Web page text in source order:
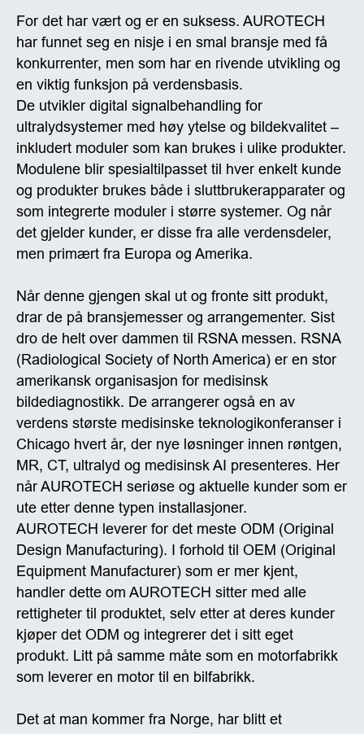
For det har vært og er en suksess. AUROTECH
har funnet seg en nisje i en smal bransje med få
konkurrenter, men som har en rivende utvikling og
en viktig funksjon på verdensbasis.
De utvikler digital signalbehandling for
ultralydsystemer med høy ytelse og bildekvalitet –
inkludert moduler som kan brukes i ulike produkter.
Modulene blir spesialtilpasset til hver enkelt kunde
og produkter brukes både i sluttbrukerapparater og
som integrerte moduler i større systemer. Og når
det gjelder kunder, er disse fra alle verdensdeler,
men primært fra Europa og Amerika.
Når denne gjengen skal ut og fronte sitt produkt,
drar de på bransjemesser og arrangementer. Sist
dro de helt over dammen til RSNA messen. RSNA
(Radiological Society of North America) er en stor
amerikansk organisasjon for medisinsk
bildediagnostikk. De arrangerer også en av
verdens største medisinske teknologikonferanser i
Chicago hvert år, der nye løsninger innen røntgen,
MR, CT, ultralyd og medisinsk AI presenteres. Her
når AUROTECH seriøse og aktuelle kunder som er
ute etter denne typen installasjoner.
AUROTECH leverer for det meste ODM (Original
Design Manufacturing). I forhold til OEM (Original
Equipment Manufacturer) som er mer kjent,
handler dette om AUROTECH sitter med alle
rettigheter til produktet, selv etter at deres kunder
kjøper det ODM og integrerer det i sitt eget
produkt. Litt på samme måte som en motorfabrikk
som leverer en motor til en bilfabrikk.
Det at man kommer fra Norge, har blitt et